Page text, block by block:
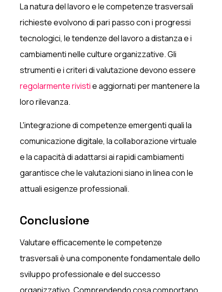
La natura del lavoro e le competenze trasversali
richieste evolvono di pari passo con i progressi
tecnologici, le tendenze del lavoro a distanza e i
cambiamenti nelle culture organizzative. Gli
strumenti e i criteri di valutazione devono essere
regolarmente rivistie aggiornati per mantenere la
loro rilevanza.
L'integrazione di competenze emergenti quali la
comunicazione digitale, la collaborazione virtuale
e la capacità di adattarsi ai rapidi cambiamenti
garantisce che le valutazioni siano in linea con le
attuali esigenze professionali.
Conclusione
Valutare efficacemente le competenze
trasversali è una componente fondamentale dello
sviluppo professionale e del successo
organizzativo. Comprendendo cosa comportano